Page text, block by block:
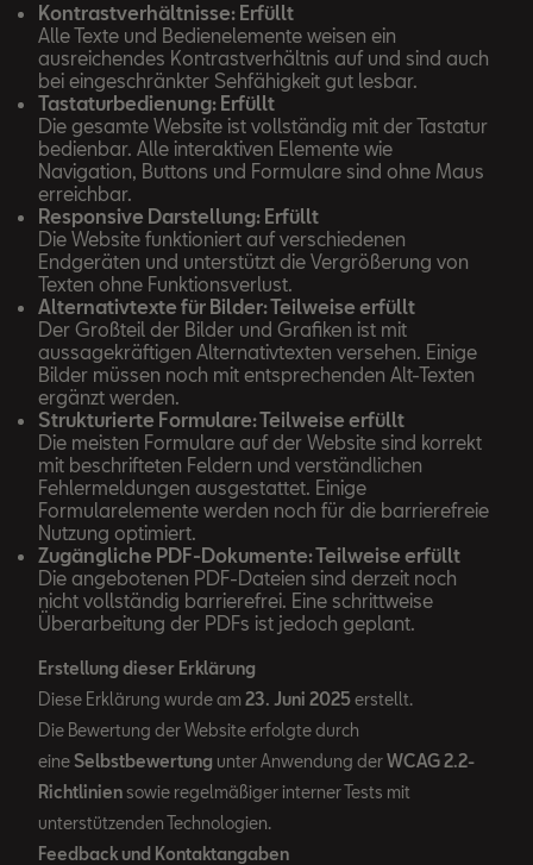
Kontrastverhältnisse: Erfüllt
Alle Texte und Bedienelemente weisen ein
ausreichendes Kontrastverhältnis auf und sind auch
bei eingeschränkter Sehfähigkeit gut lesbar.
Tastaturbedienung: Erfüllt
Die gesamte Website ist vollständig mit der Tastatur
bedienbar. Alle interaktiven Elemente wie
Navigation, Buttons und Formulare sind ohne Maus
erreichbar.
Responsive Darstellung: Erfüllt
Die Website funktioniert auf verschiedenen
Endgeräten und unterstützt die Vergrößerung von
Texten ohne Funktionsverlust.
Alternativtexte für Bilder: Teilweise erfüllt
Der Großteil der Bilder und Grafiken ist mit
aussagekräftigen Alternativtexten versehen. Einige
Bilder müssen noch mit entsprechenden Alt-Texten
ergänzt werden.
Strukturierte Formulare: Teilweise erfüllt
Die meisten Formulare auf der Website sind korrekt
mit beschrifteten Feldern und verständlichen
Fehlermeldungen ausgestattet. Einige
Formularelemente werden noch für die barrierefreie
Nutzung optimiert.
Zugängliche PDF-Dokumente: Teilweise erfüllt
Die angebotenen PDF-Dateien sind derzeit noch
nicht vollständig barrierefrei. Eine schrittweise
Überarbeitung der PDFs ist jedoch geplant.
Erstellung dieser Erklärung
Diese Erklärung wurde am 23. Juni 2025erstellt.
Die Bewertung der Website erfolgte durch
eine Selbstbewertung unter Anwendung derWCAG 2.2-
Richtliniensowie regelmäßiger interner Tests mit
unterstützenden Technologien.
Feedback und Kontaktangaben